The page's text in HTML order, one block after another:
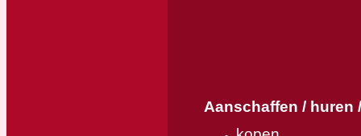
Aanschaffen / huren